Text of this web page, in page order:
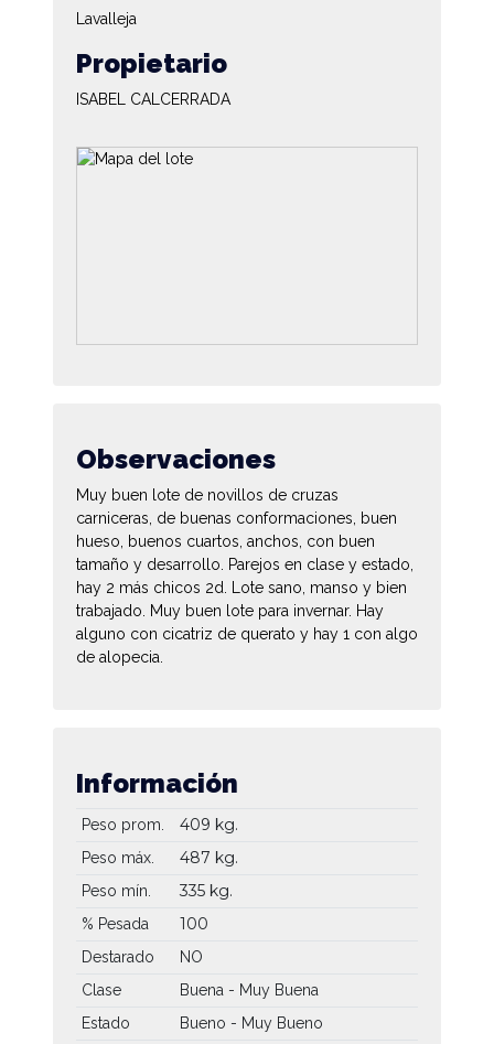
Lavalleja
Propietario
ISABEL CALCERRADA
Observaciones
Muy buen lote de novillos de cruzas
carniceras, de buenas conformaciones, buen
hueso, buenos cuartos, anchos, con buen
tamaño y desarrollo. Parejos en clase y estado,
hay 2 más chicos 2d. Lote sano, manso y bien
trabajado. Muy buen lote para invernar. Hay
alguno con cicatriz de querato y hay 1 con algo
de alopecia.
Información
Peso prom. 409 kg.
Peso máx. 487 kg.
Peso mín. 335 kg.
% Pesada 100
Destarado
NO
Clase
Buena - Muy Buena
Estado
Bueno - Muy Bueno